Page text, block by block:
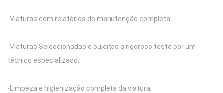
-Viaturas com relatórios de manutenção completa.
-Viaturas Seleccionadas e sujeitas a rigoroso teste por um
técnico especializado;
-Limpeza e higienização completa da viatura;